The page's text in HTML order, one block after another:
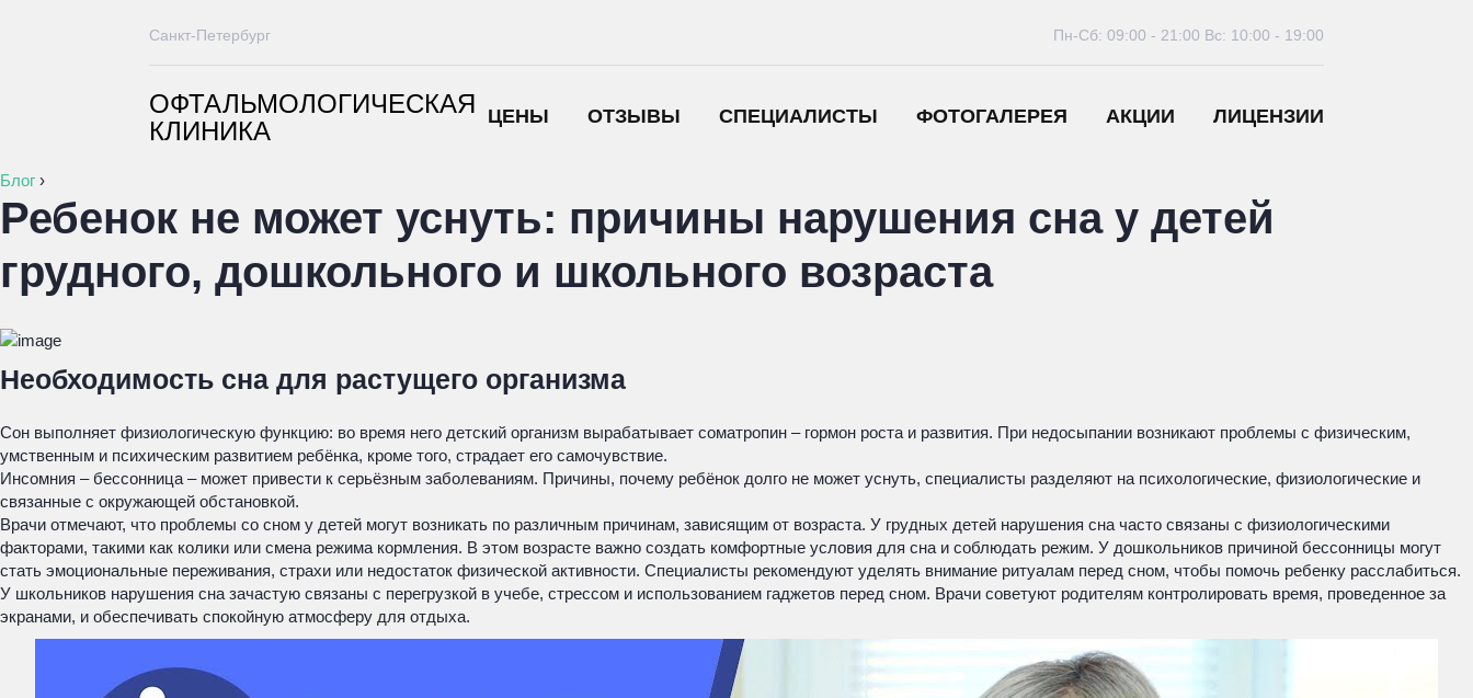
ОФТАЛЬМОЛОГИЧЕСКАЯ
КЛИНИКА
ЦЕНЫ ОТЗЫВЫ СПЕЦИАЛИСТЫ ФОТОГАЛЕРЕЯ АКЦИИ ЛИЦЕНЗИИ
Санкт-Петербург Пн-Сб: 09:00 - 21:00 Вс: 10:00 - 19:00
Блог ›
Ребенок не может уснуть: причины нарушения сна у детей
грудного, дошкольного и школьного возраста
Необходимость сна для растущего организма
Сон выполняет физиологическую функцию: во время него детский организм вырабатывает соматропин – гормон роста и развития. При недосыпании возникают проблемы с физическим,
умственным и психическим развитием ребёнка, кроме того, страдает его самочувствие.
Инсомния – бессонница – может привести к серьёзным заболеваниям. Причины, почему ребёнок долго не может уснуть, специалисты разделяют на психологические, физиологические и
связанные с окружающей обстановкой.
Врачи отмечают, что проблемы со сном у детей могут возникать по различным причинам, зависящим от возраста. У грудных детей нарушения сна часто связаны с физиологическими
факторами, такими как колики или смена режима кормления. В этом возрасте важно создать комфортные условия для сна и соблюдать режим. У дошкольников причиной бессонницы могут
стать эмоциональные переживания, страхи или недостаток физической активности. Специалисты рекомендуют уделять внимание ритуалам перед сном, чтобы помочь ребенку расслабиться.
У школьников нарушения сна зачастую связаны с перегрузкой в учебе, стрессом и использованием гаджетов перед сном. Врачи советуют родителям контролировать время, проведенное за
экранами, и обеспечивать спокойную атмосферу для отдыха.